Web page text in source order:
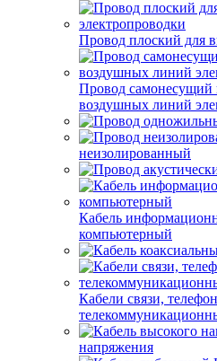
Провод плоский для
Провод самонесущий
воздушных линий
неизолированный
Кабель
компьютерный
Кабели связи,
напряжения